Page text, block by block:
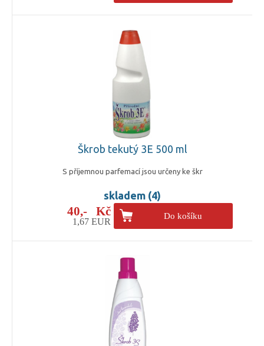
Škrob tekutý 3E 500 ml
S příjemnou parfemací jsou určeny ke škr
skladem (4)
40,- Kč
1,67 EUR
Do košíku